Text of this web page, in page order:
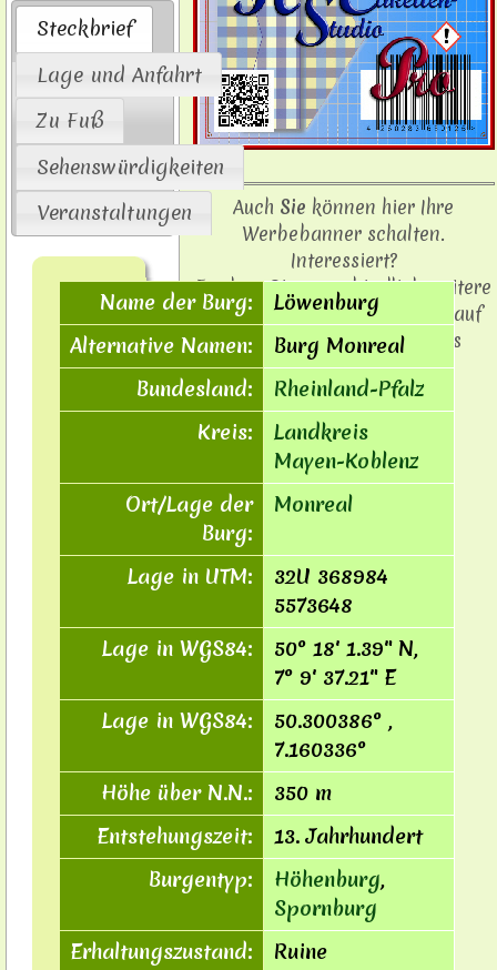
Steckbrief
Lage und Anfahrt
Zu Fuß
Sehenswürdigkeiten
Veranstaltungen
Name der Burg:
Löwenburg
Alternative Namen:
Burg Monreal
Bundesland:
Rheinland-Pfalz
Kreis:
Landkreis
Mayen-Koblenz
Ort/Lage der
Burg:
Monreal
Lage in UTM:
32U 368984
5573648
Lage in WGS84:
50° 18′ 1.39″ N,
7° 9′ 37.21″ E
Lage in WGS84:
50.300386° ,
7.160336°
Höhe über N.N.:
350 m
Entstehungszeit:
13. Jahrhundert
Burgentyp:
Höhenburg,
Spornburg
Erhaltungszustand:
Ruine
Auch Sie können hier Ihre
Werbebanner schalten.
Interessiert?
Fordern Sie unverbindlich weitere
Informationen zur Werbung auf
"Burgen der Eifel" über das
Kontaktformularan.